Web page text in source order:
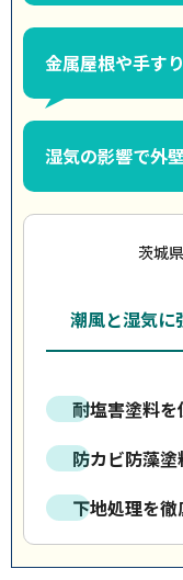
金属屋根や手す
湿気の影響で外
茨城
潮風と湿気に
耐塩害塗料
防カビ防藻
下地処理を